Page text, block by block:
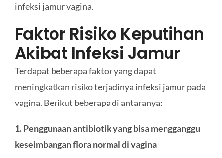
infeksi jamur vagina.
Faktor Risiko Keputihan
Akibat Infeksi Jamur
Terdapat beberapa faktor yang dapat
meningkatkan risiko terjadinya infeksi jamur pada
vagina. Berikut beberapa di antaranya:
1. Penggunaan antibiotik yang bisa mengganggu
keseimbangan flora normal di vagina